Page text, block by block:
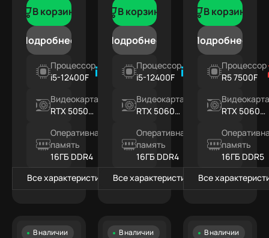
В корзину
Подробнее
Процессор
i5-12400F
Видеокарта
RTX 5050
Оперативная
память
16ГБ DDR4
Все характеристики
В корзину
Подробнее
Процессор
i5-12400F
Видеокарта
RTX 5060
Оперативная
память
16ГБ DDR4
Все характеристики
В корзину
Подробнее
Процессор
R5 7500F
RTX 5060
память
16ГБ DDR5
Все
В наличии В наличии В наличии